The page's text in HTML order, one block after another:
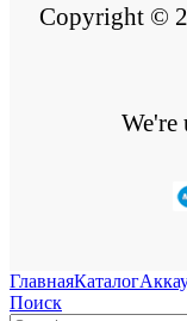
Copyright ©
We're
ГлавнаяКаталог
Поиск